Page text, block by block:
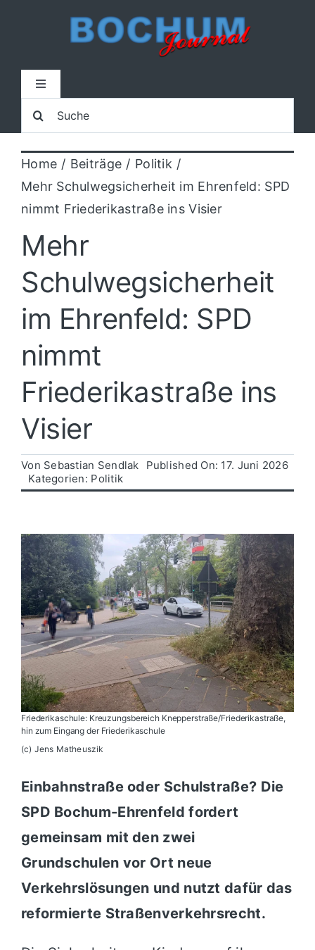
Toggle
Home
Lokal
Blaulicht
Sport
Kultur
Politik
Wirtschaft
Suche
nach:
Home Beiträge
Politik
Mehr Schulwegsicherheit im Ehrenfeld: SPD
nimmt Friederikastraße ins Visier
Mehr
Schulwegsicherheit
im Ehrenfeld: SPD
nimmt
Friederikastraße ins
Visier
Von Sebastian Sendlak
Published On: 17. Juni 2026
Kategorien: Politik
Friederikaschule: Kreuzungsbereich Knepperstraße/Friederikastraße,
hin zum Eingang der Friederikaschule
(c) Jens Matheuszik
Einbahnstraße oder Schulstraße? Die
SPD Bochum-Ehrenfeld fordert
gemeinsam mit den zwei
Grundschulen vor Ort neue
Verkehrslösungen und nutzt dafür das
reformierte Straßenverkehrsrecht.